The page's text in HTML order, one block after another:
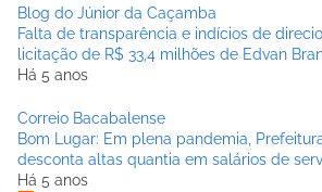
Blog do Júnior da Caçamba
Falta de transparência e indícios de
licitação de R$ 33,4 milhões de Edvan
Há 5 anos
Correio Bacabalense
Bom Lugar: Em plena pandemia,
desconta altas quantia em salários de
Há 5 anos